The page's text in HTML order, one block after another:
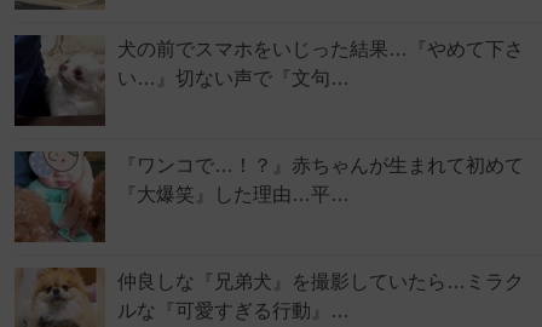
犬の前でスマホをいじった結果…『やめて下さ
い…』切ない声で『文句…
『ワンコで…！？』赤ちゃんが生まれて初めて
『大爆笑』した理由…平…
仲良しな『兄弟犬』を撮影していたら…ミラク
ルな『可愛すぎる行動』…